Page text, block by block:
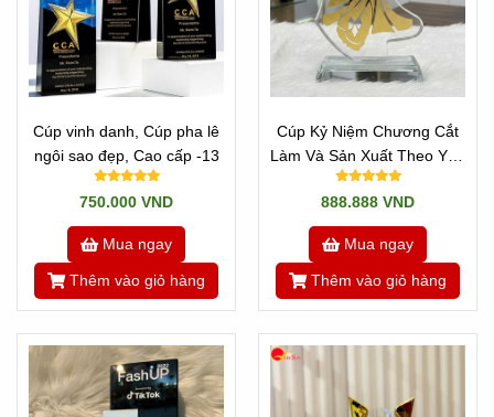
Cúp vinh danh, Cúp pha lê
ngôi sao đẹp, Cao cấp -13
750.000 VND
Mua ngay
Thêm vào giỏ hàng
Cúp Kỷ Niệm Chương Cắt
Làm Và Sản Xuất Theo Yêu
Cầu - CÚP HOA HẬU
888.888 VND
Mua ngay
Thêm vào giỏ hàng